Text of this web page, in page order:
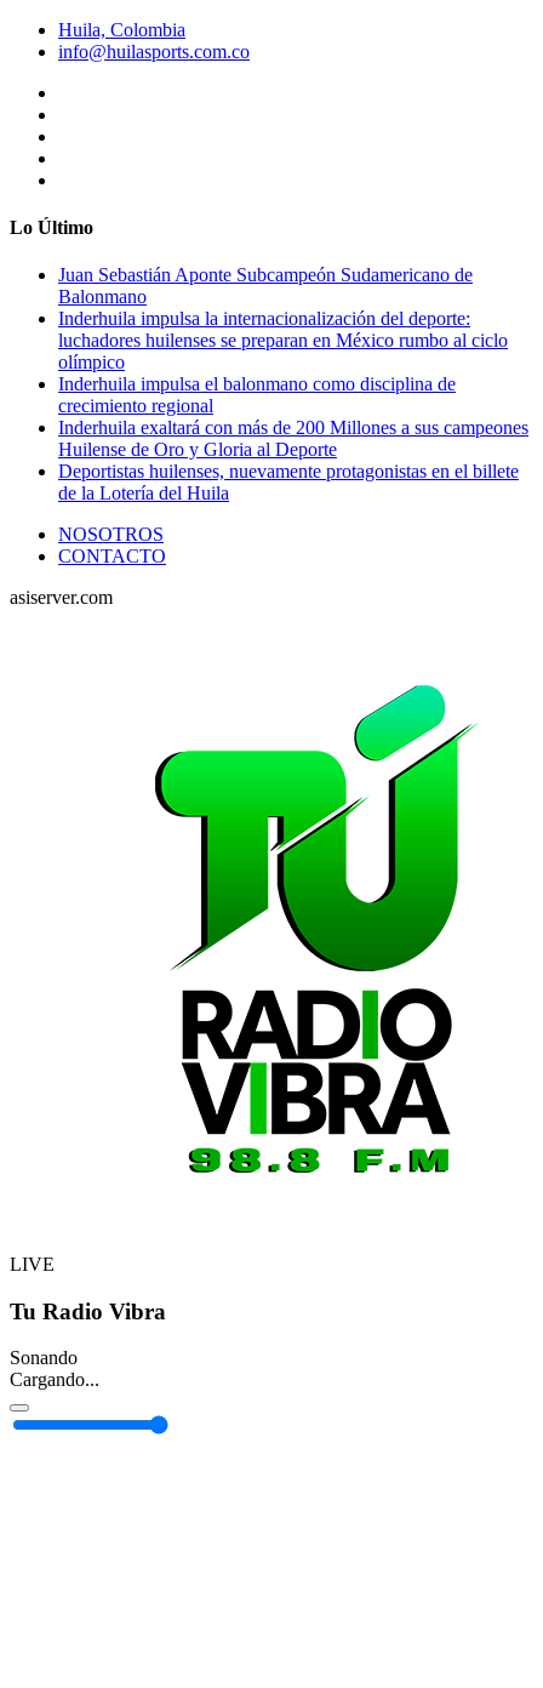
Huila, Colombia
info@huilasports.com.co
Lo Último
Juan Sebastián Aponte Subcampeón Sudamericano de
Balonmano
Inderhuila impulsa la internacionalización del deporte:
luchadores huilenses se preparan en México rumbo al ciclo
olímpico
Inderhuila impulsa el balonmano como disciplina de
crecimiento regional
Inderhuila exaltará con más de 200 Millones a sus campeones
Huilense de Oro y Gloria al Deporte
Deportistas huilenses, nuevamente protagonistas en el billete
de la Lotería del Huila
NOSOTROS
CONTACTO
asiserver.com
LIVE
Tu Radio Vibra
Sonando
Cargando...